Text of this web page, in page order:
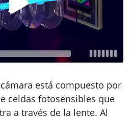
está compuesto por
celdas fotosensibles que
a través de la lente. Al